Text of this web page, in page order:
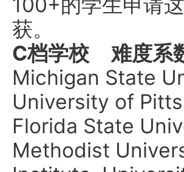
100+的学生申请
获。
C档学校
难度
Michigan State
University of
Florida State
Methodist